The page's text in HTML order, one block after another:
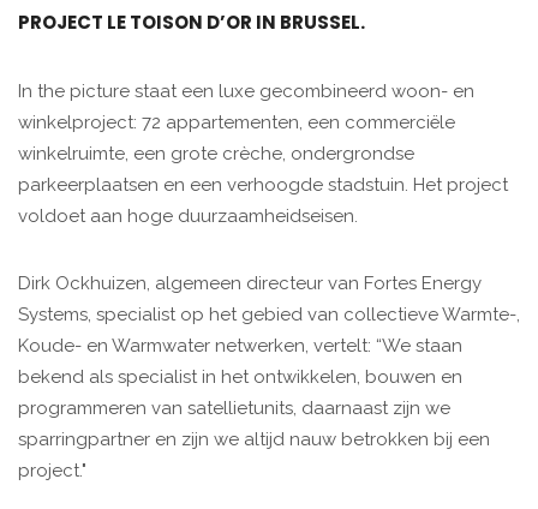
PROJECT LE TOISON D’OR IN BRUSSEL.
In the picture staat een luxe gecombineerd woon- en
winkelproject: 72 appartementen, een commerciële
winkelruimte, een grote crèche, ondergrondse
parkeerplaatsen en een verhoogde stadstuin. Het project
voldoet aan hoge duurzaamheidseisen.
Dirk Ockhuizen, algemeen directeur van Fortes Energy
Systems, specialist op het gebied van collectieve Warmte-,
Koude- en Warmwater netwerken, vertelt: “We staan
bekend als specialist in het ontwikkelen, bouwen en
programmeren van satellietunits, daarnaast zijn we
sparringpartner en zijn we altijd nauw betrokken bij een
project."